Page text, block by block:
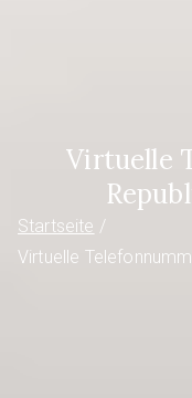
Virtuelle
Startseite
Virtuelle